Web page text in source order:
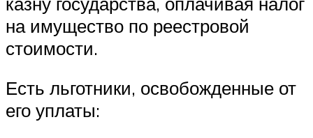
на имущество по реестровой
стоимости.
Есть льготники, освобожденные от
его уплаты: